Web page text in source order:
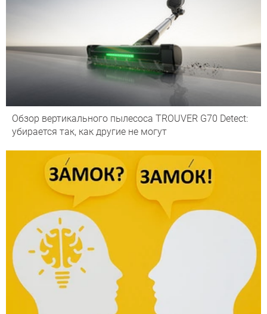
Обзор вертикального пылесоса TROUVER G70 Detect:
убирается так, как другие не могут